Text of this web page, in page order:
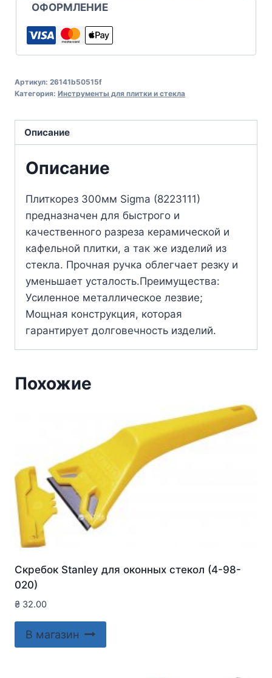
ОФОРМЛЕНИЕ
Артикул: 26141b50515f
Категория: Инструменты для плитки и стекла
Описание
Описание
Плиткорез 300мм Sigma (8223111)
предназначен для быстрого и
качественного разреза керамической и
кафельной плитки, а так же изделий из
стекла. Прочная ручка облегчает резку и
уменьшает усталость.Преимущества:
Усиленное металлическое лезвие;
Мощная конструкция, которая
гарантирует долговечность изделий.
Похожие
Скребок Stanley для оконныx стекол (4-98-
020)
₴ 32.00
В магазин